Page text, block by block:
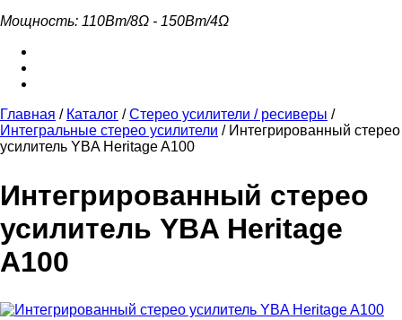
Мощность: 110Вт/8Ω - 150Вт/4Ω
Главная / Каталог /Стерео усилители / ресиверы /
Интегральные стерео усилители / Интегрированный стерео
усилитель YBA Heritage A100
Интегрированный стерео
усилитель YBA Heritage
A100